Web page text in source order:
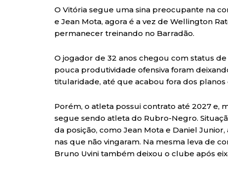
O Vitória segue uma sina preocupante na
e Jean Mota, agora é a vez de Wellington
permanecer treinando no Barradão.
O jogador de 32 anos chegou com status
pouca produtividade ofensiva foram
titularidade, até que acabou fora dos planos
Porém, o atleta possui contrato até 2027 e,
segue sendo atleta do Rubro-Negro.
da posição, como Jean Mota e Daniel
nas que não vingaram. Na mesma leva de
Bruno Uvini também deixou o clube após